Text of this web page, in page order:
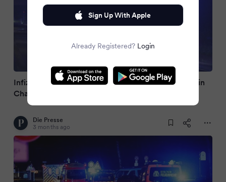
Infizierter Ebola-Arzt in Berlin: Familie jetzt auch in
Charité aufgenommen
Die Presse
3 months ago
Sign Up With Apple
Already Registered? Login